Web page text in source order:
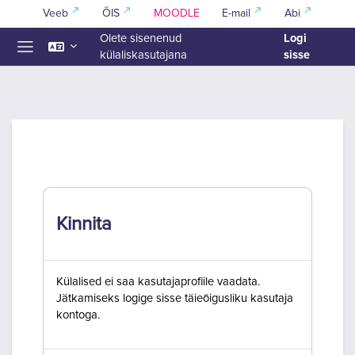
Jäta vahele peasisuni
Veeb ÕIS MOODLE E-mail Abi
Olete sisenenud
külaliskasutajana
Logi
sisse
Kinnita
Külalised ei saa kasutajaprofiile vaadata.
Jätkamiseks logige sisse täieõigusliku kasutaja
kontoga.